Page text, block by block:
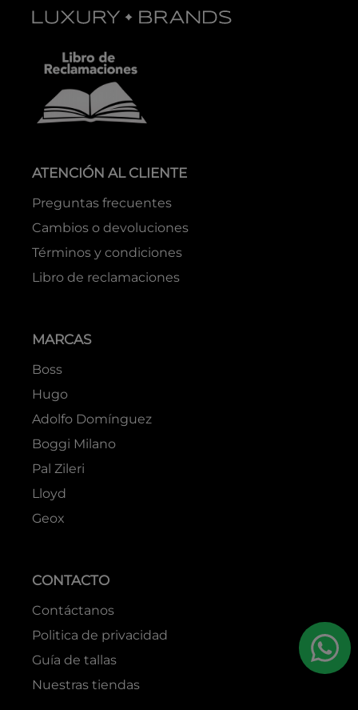
ATENCIÓN AL CLIENTE
Preguntas frecuentes
Cambios o devoluciones
Términos y condiciones
Libro de reclamaciones
MARCAS
Boss
Hugo
Adolfo Domínguez
Boggi Milano
Pal Zileri
Lloyd
Geox
CONTACTO
Contáctanos
Politica de privacidad
Guía de tallas
Nuestras tiendas